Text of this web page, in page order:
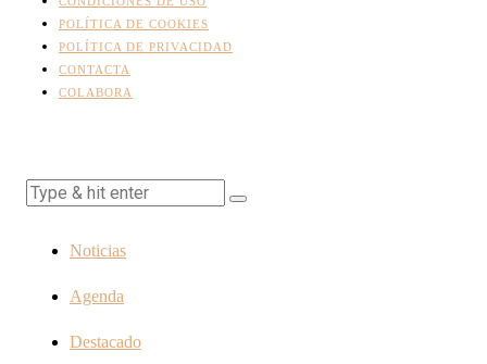
POLÍTICA DE COOKIES
POLÍTICA DE PRIVACIDAD
CONTACTA
COLABORA
Noticias
Agenda
Destacado